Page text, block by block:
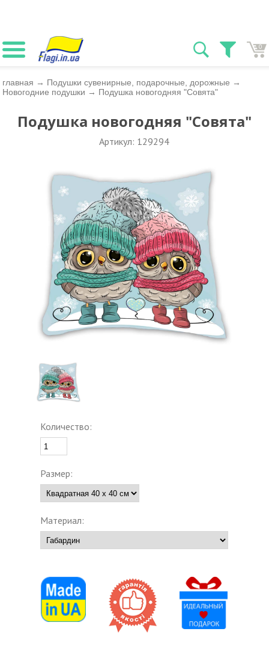
0
главная → Подушки сувенирные, подарочные, дорожные →
Новогодние подушки → Подушка новогодняя "Совята"
Подушка новогодняя "Совята"
Артикул: 129294
Количество:
Размер:
Материал: